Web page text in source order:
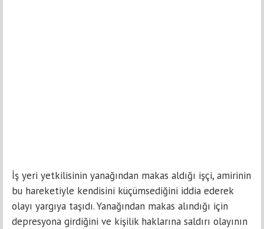
İş yeri yetkilisinin yanağından makas aldığı işçi, amirinin
bu hareketiyle kendisini küçümsediğini iddia ederek
olayı yargıya taşıdı. Yanağından makas alındığı için
depresyona girdiğini ve kişilik haklarına saldırı olayının